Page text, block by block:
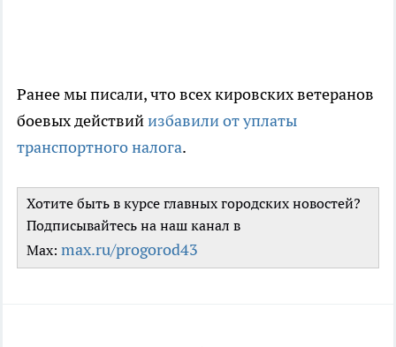
Ранее мы писали, что всех кировских ветеранов
боевых действийизбавили от уплаты
транспортного налога.
Хотите быть в курсе главных городских новостей?
Подписывайтесь на наш канал в
Max: max.ru/progorod43